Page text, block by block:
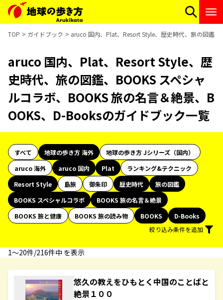
TOP ガイドブック aruco 国内、Plat、Resort Style、歴史時代、旅の図鑑
aruco 国内、Plat、Resort Style、歴
史時代、旅の図鑑、BOOKS スペシャ
ルコラボ、BOOKS 旅の名言＆絶景、B
OOKS、D-Booksのガイドブック一覧
すべて 地球の歩き方 海外
地球の歩き方 Jシリーズ（国内）
aruco 海外
aruco 国内 Plat
ランキング&テクニック
Resort Style
島旅 御朱印 歴史時代
旅の図鑑
BOOKS スペシャルコラボ
BOOKS 旅の名言＆絶景
BOOKS 旅と健康
BOOKS 旅の読み物 BOOKS
D-Books
絞り込み条件を追加
1〜20件/216件中 を表示
悠久の教えをひもとく中国のことばと
絶景１００